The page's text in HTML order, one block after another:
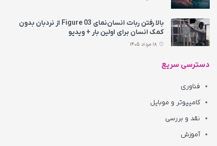
بالا رفتن ربات انسان‌نمای Figure 03 از نردبان بدون
کمک انسان برای اولین بار + ویدیو
دسترسی سریع
فناوری
کامپیوتر و موبایل
نقد و بررسی
آموزش